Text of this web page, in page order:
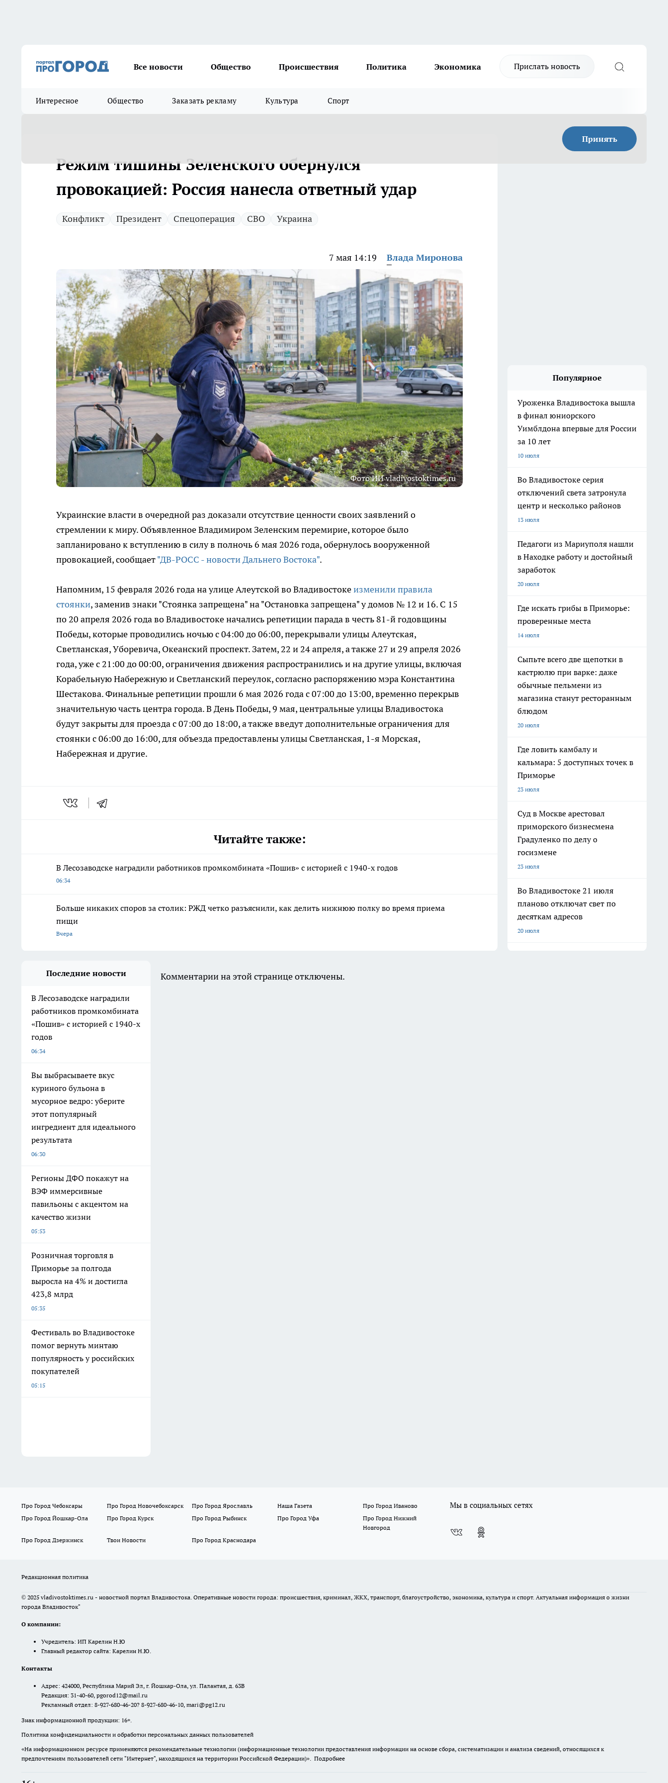
Все новости Общество Происшествия Политика Экономика Прислать новость
Интересное Общество Заказать рекламу Культура Спорт
Принять
Режим тишины Зеленского обернулся
провокацией: Россия нанесла ответный удар
Конфликт Президент Спецоперация СВО Украина
7 мая 14:19 Влада Миронова
Фото ИИ vladivostoktimes.ru
Украинские власти в очередной раз доказали отсутствие ценности своих заявлений о
стремлении к миру. Объявленное Владимиром Зеленским перемирие, которое было
запланировано к вступлению в силу в полночь 6 мая 2026 года, обернулось вооруженной
провокацией, сообщает"ДВ-РОСС - новости Дальнего Востока".
Напомним, 15 февраля 2026 года на улице Алеутской во Владивостокеизменили правила
стоянки, заменив знаки "Стоянка запрещена" на "Остановка запрещена" у домов № 12 и 16. С 15
по 20 апреля 2026 года во Владивостоке начались репетиции парада в честь 81-й годовщины
Победы, которые проводились ночью с 04:00 до 06:00, перекрывали улицы Алеутская,
Светланская, Уборевича, Океанский проспект. Затем, 22 и 24 апреля, а также 27 и 29 апреля 2026
года, уже с 21:00 до 00:00, ограничения движения распространились и на другие улицы, включая
Корабельную Набережную и Светланский переулок, согласно распоряжению мэра Константина
Шестакова. Финальные репетиции прошли 6 мая 2026 года с 07:00 до 13:00, временно перекрыв
значительную часть центра города. В День Победы, 9 мая, центральные улицы Владивостока
будут закрыты для проезда с 07:00 до 18:00, а также введут дополнительные ограничения для
стоянки с 06:00 до 16:00, для объезда предоставлены улицы Светланская, 1-я Морская,
Набережная и другие.
Читайте также:
В Лесозаводске наградили работников промкомбината «Пошив» с историей с 1940-х годов
06:34
Больше никаких споров за столик: РЖД четко разъяснили, как делить нижнюю полку во время приема
пищи
Вчера
Популярное
Уроженка Владивостока вышла
в финал юниорского
Уимблдона впервые для России
за 10 лет
10 июля
Во Владивостоке серия
отключений света затронула
центр и несколько районов
13 июля
Педагоги из Мариуполя нашли
в Находке работу и достойный
заработок
20 июля
Где искать грибы в Приморье:
проверенные места
14 июля
Сыпьте всего две щепотки в
кастрюлю при варке: даже
обычные пельмени из
магазина станут ресторанным
блюдом
20 июля
Где ловить камбалу и
кальмара: 5 доступных точек в
Приморье
23 июля
Суд в Москве арестовал
приморского бизнесмена
Градуленко по делу о
госизмене
23 июля
Во Владивостоке 21 июля
планово отключат свет по
десяткам адресов
20 июля
Последние новости
В Лесозаводске наградили
работников промкомбината
«Пошив» с историей с 1940-х
годов
06:34
Вы выбрасываете вкус
куриного бульона в
мусорное ведро: уберите
этот популярный
ингредиент для идеального
результата
06:30
Регионы ДФО покажут на
ВЭФ иммерсивные
павильоны с акцентом на
качество жизни
05:53
Розничная торговля в
Приморье за полгода
выросла на 4% и достигла
423,8 млрд
05:35
Фестиваль во Владивостоке
помог вернуть минтаю
популярность у российских
покупателей
05:15
Комментарии на этой странице отключены.
Про Город Чебоксары Про Город Новочебоксарск Про Город Ярославль Наша Газета
Про Город Иваново
Про Город Йошкар-Ола
Про Город Курск Про Город Рыбинск Про Город Уфа
Про Город Нижний
Новгород
Про Город Дзержинск
Твои Новости Про Город Краснодара
Мы в социальных сетях
Редакционная политика
© 2025 vladivostoktimes.ru - новостной портал Владивостока. Оперативные новости города: происшествия, криминал, ЖКХ, транспорт, благоустройство, экономика, культура и спорт. Актуальная информация о жизни
города Владивосток"
О компании:
Учредитель: ИП Карелин Н.Ю
Главный редактор сайта: Карелин Н.Ю.
Контакты
Адрес: 424000, Республика Марий Эл, г. Йошкар-Ола, ул. Палантая, д. 63В
Редакция: 31-40-60, pgorod12@mail.ru
Рекламный отдел: 8-927-680-46-20? 8-927-680-46-10, mari@pg12.ru
Знак информационной продукции: 16+.
Политика конфиденциальности и обработки персональных данных пользователей
«На информационном ресурсе применяются рекомендательные технологии (информационные технологии предоставления информации на основе сбора, систематизации и анализа сведений, относящихся к
предпочтениям пользователей сети "Интернет", находящихся на территории Российской Федерации)». Подробнее